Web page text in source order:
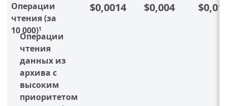
Операции
чтения (за
10 000)1
Операции
чтения
данных из
архива с
высоким
приоритетом
$0,0014 $0,004 $0,01